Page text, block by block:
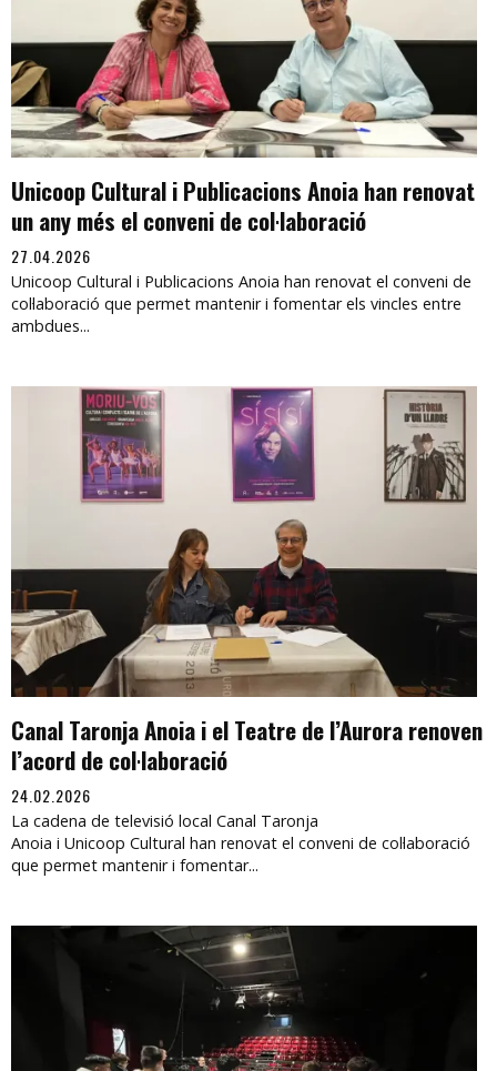
Unicoop Cultural i Publicacions Anoia han renovat
un any més el conveni de col·laboració
27.04.2026
Unicoop Cultural i Publicacions Anoia han renovat el conveni de
col·laboració que permet mantenir i fomentar els vincles entre
ambdues...
Canal Taronja Anoia i el Teatre de l’Aurora renoven
l’acord de col·laboració
24.02.2026
La cadena de televisió local Canal Taronja
Anoia i Unicoop Cultural han renovat el conveni de col·laboració
que permet mantenir i fomentar...